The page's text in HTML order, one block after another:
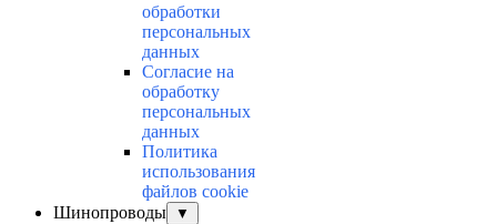
обработки
персональных
данных
Согласие на
обработку
персональных
данных
Политика
использования
файлов cookie
Шинопроводы
▼